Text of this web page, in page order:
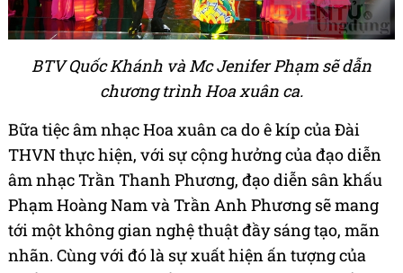
BTV Quốc Khánh và Mc Jenifer Phạm sẽ dẫn
chương trình Hoa xuân ca.
Bữa tiệc âm nhạc Hoa xuân ca do ê kíp của Đài
THVN thực hiện, với sự cộng hưởng của đạo diễn
âm nhạc Trần Thanh Phương, đạo diễn sân khấu
Phạm Hoàng Nam và Trần Anh Phương sẽ mang
tới một không gian nghệ thuật đầy sáng tạo, mãn
nhãn. Cùng với đó là sự xuất hiện ấn tượng của